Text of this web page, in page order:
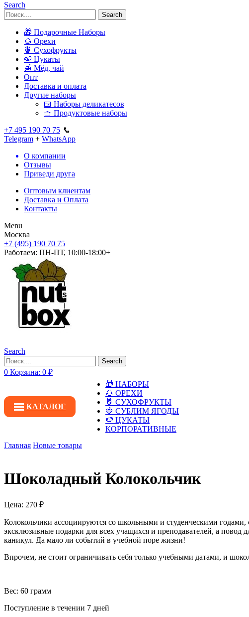
Search
Search
🎁 Подарочные Наборы
🌰 Орехи
🍍 Сухофрукты
🍉 Цукаты
🍯 Мёд, чай
Опт
Доставка и оплата
Другие наборы
🍱 Наборы деликатесов
🧺 Продуктовые наборы
+7 495 190 70 75 📞
Telegram + WhatsApp
О компании
Отзывы
Приведи друга
Оптовым клиентам
Доставка и Оплата
Контакты
Menu
Москва
+7 (495) 190 70 75
Работаем: ПН-ПТ, 10:00-18:00+
Search
Search
0 Корзина: 0 ₽
КАТАЛОГ
🎁 НАБОРЫ
🌰 ОРЕХИ
🍍 СУХОФРУКТЫ
🍓 СУБЛИМ ЯГОДЫ
🍉 ЦУКАТЫ
КОРПОРАТИВНЫЕ
Главная Новые товары
Шоколадный Колокольчик
Цена: 270 ₽
Колокольчики ассоциируются со школьными и студенческими
эксклюзивные подарки для всех учащихся и преподавателей, а повод
каникул. Да мало ли событий в учебной поре жизни!
Впрочем, не стоит ограничивать себя только учебными датами, и
Вес: 60 грамм
Поступление в течении 7 дней